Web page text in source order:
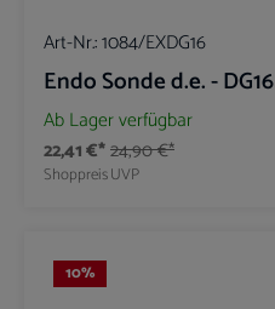
Art-Nr.:1084/EXDG16
Endo Sonde d.e. - DG16
Ab Lager verfügbar
22,41 €*
Shoppreis
24,90 €*
UVP
10%